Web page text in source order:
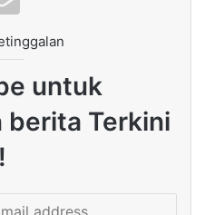
untuk
berita Terkini
!